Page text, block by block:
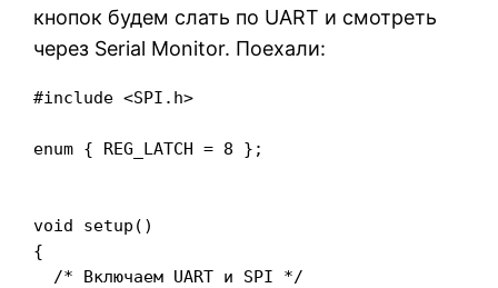
кнопок будем слать по UART и смотреть
через Serial Monitor. Поехали:
#include <SPI.h>
enum { REG_LATCH = 8 };
void setup()
{
  /* Включаем UART и SPI */